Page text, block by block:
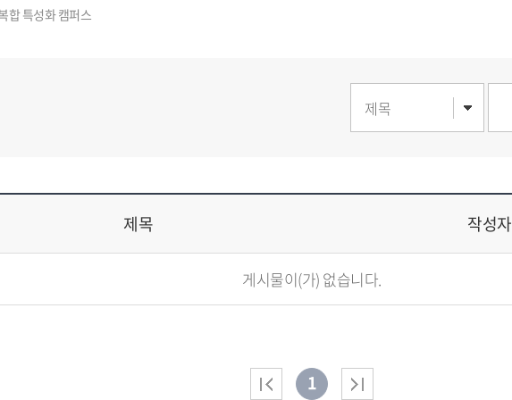
제목 작성자
게시물이(가) 없습니다.
1